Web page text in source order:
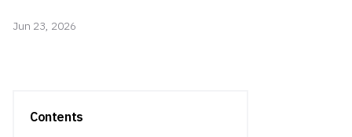
Jun 23, 2026
Contents